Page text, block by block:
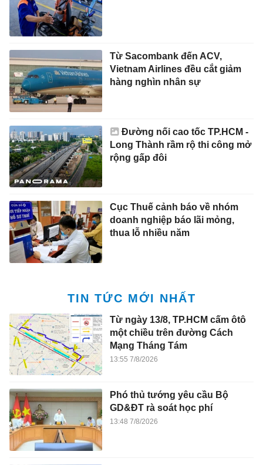
Từ Sacombank đến ACV,
Vietnam Airlines đều cắt giảm
hàng nghìn nhân sự
Đường nối cao tốc TP.HCM -
Long Thành rầm rộ thi công mở
rộng gấp đôi
Cục Thuế cảnh báo về nhóm
doanh nghiệp báo lãi mỏng,
thua lỗ nhiều năm
TIN TỨC MỚI NHẤT
Từ ngày 13/8, TP.HCM cấm ôtô
một chiều trên đường Cách
Mạng Tháng Tám
13:55 7/8/2026
Phó thủ tướng yêu cầu Bộ
GD&ĐT rà soát học phí
13:48 7/8/2026